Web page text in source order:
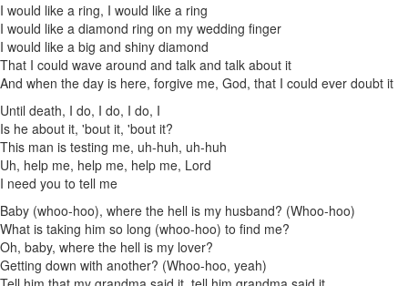
I would like a ring, I would like a ring
I would like a diamond ring on my wedding finger
I would like a big and shiny diamond
That I could wave around and talk and talk about it
And when the day is here, forgive me, God, that I could ever doubt it
Until death, I do, I do, I do, I
Is he about it, 'bout it, 'bout it?
This man is testing me, uh-huh, uh-huh
Uh, help me, help me, help me, Lord
I need you to tell me
Baby (whoo-hoo), where the hell is my husband? (Whoo-hoo)
What is taking him so long (whoo-hoo) to find me?
Oh, baby, where the hell is my lover?
Getting down with another? (Whoo-hoo, yeah)